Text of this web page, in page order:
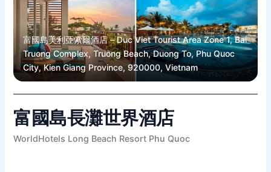
富國島美利亞索爾酒店 – Duc Viet Tourist Area Zone 1, Bai
Truong Complex, Truong Beach, Duong To, Phu Quoc
City, Kien Giang Province, 920000, Vietnam
富國島長灘世界酒店
WorldHotels Long Beach Resort Phu Quoc